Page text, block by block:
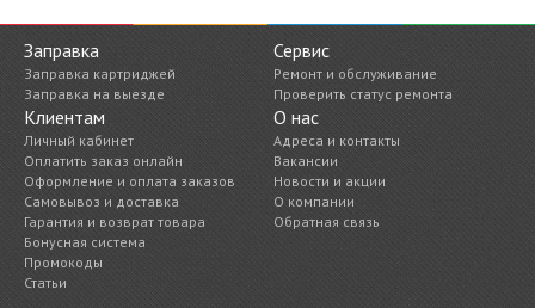
Заправка
Заправка картриджей
Заправка на выезде
Сервис
Ремонт и обслуживание
Проверить статус ремонта
Клиентам
Личный кабинет
Оплатить заказ онлайн
Оформление и оплата заказов
Самовывоз и доставка
Гарантия и возврат товара
Бонусная система
Промокоды
Статьи
О нас
Адреса и контакты
Вакансии
Новости и акции
О компании
Обратная связь